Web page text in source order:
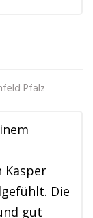
Pfalz
Kasper
Die
gut